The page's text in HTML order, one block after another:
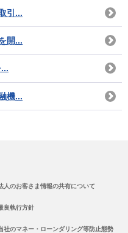
引...
開...
機...
人のお客さま情報の共有について
良執行方針
社のマネー・ローンダリング等防止態勢